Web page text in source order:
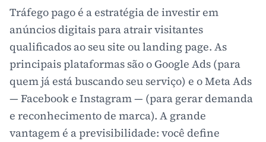
Tráfego pago é a estratégia de investir em
anúncios digitais para atrair visitantes
qualificados ao seu site ou landing page. As
principais plataformas são o Google Ads (para
quem já está buscando seu serviço) e o Meta Ads
— Facebook e Instagram — (para gerar demanda
e reconhecimento de marca). A grande
vantagem é a previsibilidade: você define